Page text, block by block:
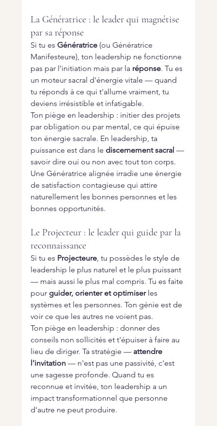
La Génératrice : le leader qui magnétise
par sa réponse
Si tu es Génératrice (ou Génératrice
Manifesteure), ton leadership ne fonctionne
pas par l'initiation mais par la réponse. Tu es
un moteur sacral d'énergie vitale — quand
tu réponds à ce qui t'allume vraiment, tu
deviens irrésistible et infatigable.
Ton piège en leadership : initier des projets
par obligation ou par mental, ce qui épuise
ton énergie sacrale. En leadership, ta
puissance est dans le discernement sacral —
savoir dire oui ou non avec tout ton corps.
Une Génératrice alignée irradie une énergie
de satisfaction contagieuse qui attire
naturellement les bonnes personnes et les
bonnes opportunités.
Le Projecteur : le leader qui guide par la
reconnaissance
Si tu es Projecteure, tu possèdes le style de
leadership le plus naturel et le plus puissant
— mais aussi le plus mal compris. Tu es faite
pour guider, orienter et optimiser les
systèmes et les personnes. Ton génie est de
voir ce que les autres ne voient pas.
Ton piège en leadership : donner des
conseils non sollicités et t'épuiser à faire au
lieu de diriger. Ta stratégie — attendre
l'invitation — n'est pas une passivité, c'est
une sagesse profonde. Quand tu es
reconnue et invitée, ton leadership a un
impact transformationnel que personne
d'autre ne peut produire.